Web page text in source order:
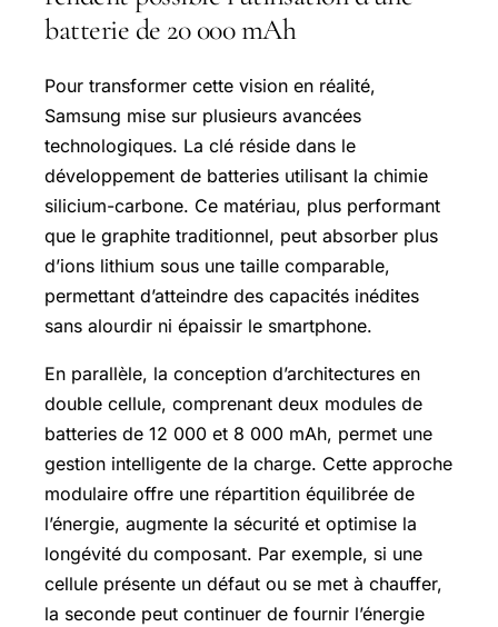
batterie de 20 000 mAh
Pour transformer cette vision en réalité,
Samsung mise sur plusieurs avancées
technologiques. La clé réside dans le
développement de batteries utilisant la chimie
silicium-carbone. Ce matériau, plus performant
que le graphite traditionnel, peut absorber plus
d’ions lithium sous une taille comparable,
permettant d’atteindre des capacités inédites
sans alourdir ni épaissir le smartphone.
En parallèle, la conception d’architectures en
double cellule, comprenant deux modules de
batteries de 12 000 et 8 000 mAh, permet une
gestion intelligente de la charge. Cette approche
modulaire offre une répartition équilibrée de
l’énergie, augmente la sécurité et optimise la
longévité du composant. Par exemple, si une
cellule présente un défaut ou se met à chauffer,
la seconde peut continuer de fournir l’énergie